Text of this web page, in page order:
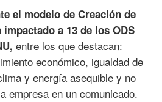
el modelo de Creación de
a 13 de los ODS
entre los que destacan:
económico, igualdad de
y energía asequible y no
empresa en un comunicado.